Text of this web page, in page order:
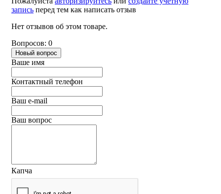
запись перед тем как написать отзыв
Нет отзывов об этом товаре.
Вопросов: 0
Новый вопрос
Ваше имя
Контактный телефон
Ваш e-mail
Ваш вопрос
Капча